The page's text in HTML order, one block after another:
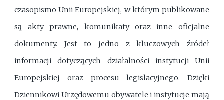
czasopismo Unii Europejskiej, w którym publikowane
są akty prawne, komunikaty oraz inne oficjalne
dokumenty. Jest to jedno z kluczowych źródeł
informacji dotyczących działalności instytucji Unii
Europejskiej oraz procesu legislacyjnego. Dzięki
Dziennikowi Urzędowemu obywatele i instytucje mają